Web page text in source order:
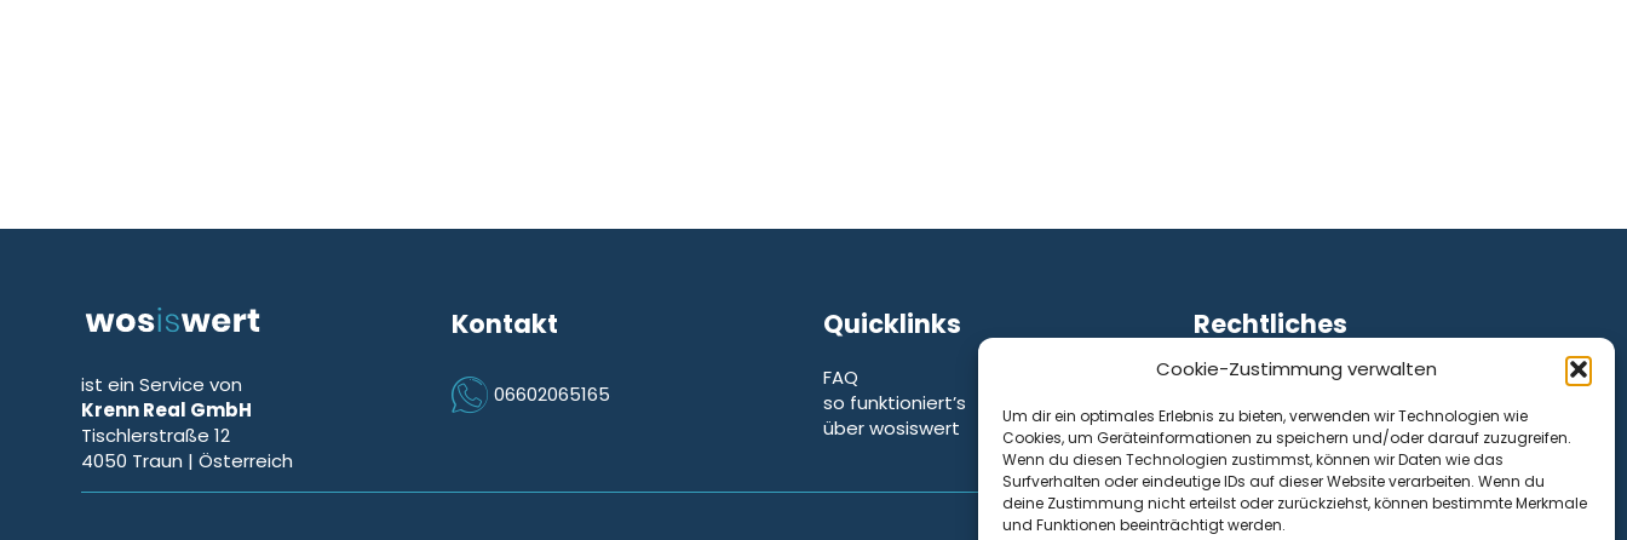
Cookie-Zustimmung verwalten
Um dir ein optimales Erlebnis zu bieten, verwenden wir Technologien wie
Cookies, um Geräteinformationen zu speichern und/oder darauf zuzugreifen.
Wenn du diesen Technologien zustimmst, können wir Daten wie das
Surfverhalten oder eindeutige IDs auf dieser Website verarbeiten. Wenn du
deine Zustimmung nicht erteilst oder zurückziehst, können bestimmte Merkmale
und Funktionen beeinträchtigt werden.
ist ein Service von
Krenn Real GmbH
Tischlerstraße 12
4050 Traun | Österreich
Kontakt
Icon Phone
06602065165
Quicklinks
FAQ
so funktioniert’s
über wosiswert
Rechtliches
Impressum
Cookie-Richtlinie (EU)